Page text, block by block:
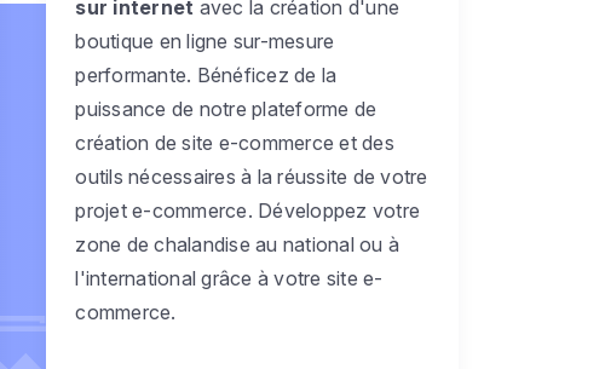
sur internet avec la création d'une
boutique en ligne sur-mesure
performante. Bénéficez de la
puissance de notre plateforme de
création de site e-commerce et des
outils nécessaires à la réussite de votre
projet e-commerce. Développez votre
zone de chalandise au national ou à
l'international grâce à votre site e-
commerce.